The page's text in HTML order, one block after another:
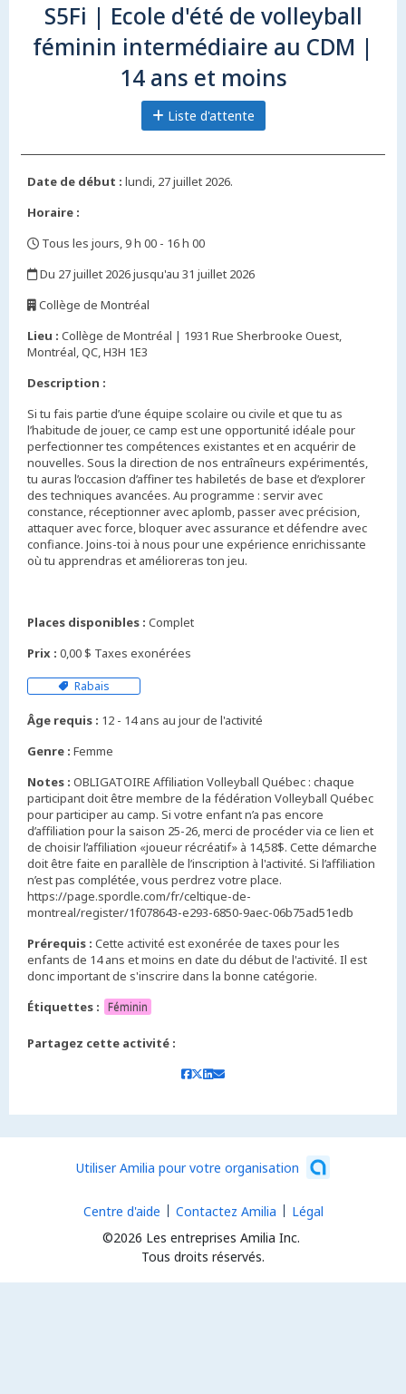
S5Fi | Ecole d'été de volleyball
féminin intermédiaire au CDM |
14 ans et moins
Liste d'attente
Date de début : lundi, 27 juillet 2026.
Horaire :
Tous les jours, 9 h 00 - 16 h 00
Du 27 juillet 2026 jusqu'au 31 juillet 2026
Collège de Montréal
Lieu : Collège de Montréal | 1931 Rue Sherbrooke Ouest,
Montréal, QC, H3H 1E3
Description :
Si tu fais partie d’une équipe scolaire ou civile et que tu as
l’habitude de jouer, ce camp est une opportunité idéale pour
perfectionner tes compétences existantes et en acquérir de
nouvelles. Sous la direction de nos entraîneurs expérimentés,
tu auras l’occasion d’affiner tes habiletés de base et d’explorer
des techniques avancées. Au programme : servir avec
constance, réceptionner avec aplomb, passer avec précision,
attaquer avec force, bloquer avec assurance et défendre avec
confiance. Joins-toi à nous pour une expérience enrichissante
où tu apprendras et amélioreras ton jeu.
Places disponibles : Complet
Prix : 0,00 $ Taxes exonérées
Rabais
Âge requis : 12 - 14 ans au jour de l'activité
Genre : Femme
Notes : OBLIGATOIRE Affiliation Volleyball Québec : chaque
participant doit être membre de la fédération Volleyball Québec
pour participer au camp. Si votre enfant n’a pas encore
d’affiliation pour la saison 25-26, merci de procéder via ce lien et
de choisir l’affiliation «joueur récréatif» à 14,58$. Cette démarche
doit être faite en parallèle de l’inscription à l'activité. Si l’affiliation
n’est pas complétée, vous perdrez votre place.
https://page.spordle.com/fr/celtique-de-
montreal/register/1f078643-e293-6850-9aec-06b75ad51edb
Prérequis : Cette activité est exonérée de taxes pour les
enfants de 14 ans et moins en date du début de l'activité. Il est
donc important de s'inscrire dans la bonne catégorie.
Étiquettes :
Féminin
Partagez cette activité :
Utiliser Amilia pour votre organisation
©2026 Les entreprises Amilia Inc.
Tous droits réservés.
Centre d'aide Contactez Amilia Légal